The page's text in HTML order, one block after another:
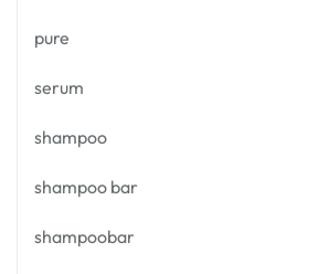
pure
serum
shampoo
shampoo bar
shampoobar